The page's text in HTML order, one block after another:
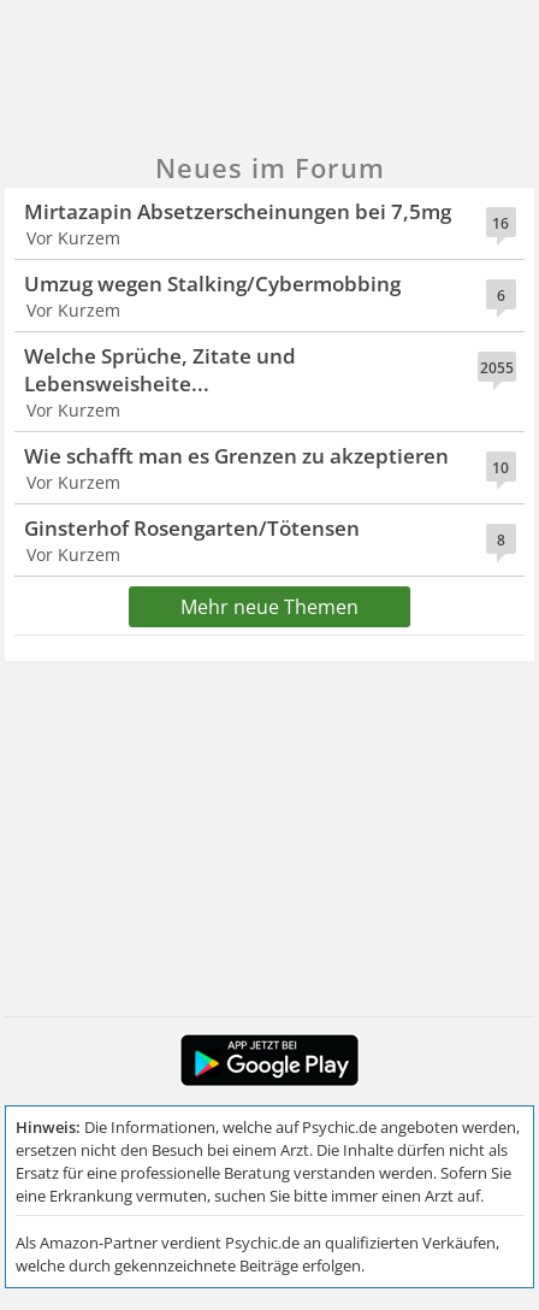
Neues im Forum
16
Mirtazapin Absetzerscheinungen bei 7,5mg
Vor Kurzem
6
Umzug wegen Stalking/Cybermobbing
Vor Kurzem
2055
Welche Sprüche, Zitate und
Lebensweisheite...
Vor Kurzem
10
Wie schafft man es Grenzen zu akzeptieren
Vor Kurzem
8
Ginsterhof Rosengarten/Tötensen
Vor Kurzem
Mehr neue Themen